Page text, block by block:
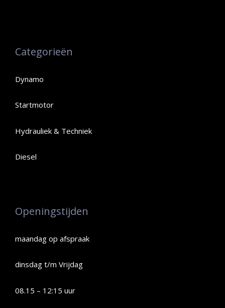
Categorieën
Dynamo
Startmotor
Hydrauliek & Techniek
Diesel
Openingstijden
maandag op afspraak
dinsdag t/m Vrijdag
08.15 – 12:15 uur